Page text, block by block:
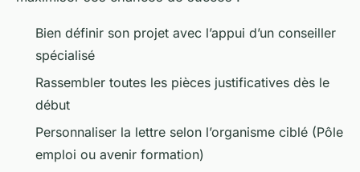
Bien définir son projet avec l’appui d’un conseiller
spécialisé
Rassembler toutes les pièces justificatives dès le
début
Personnaliser la lettre selon l’organisme ciblé (Pôle
emploi ou avenir formation)